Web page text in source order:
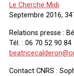
Le Cherche Midi
Septembre 2016,
Relations presse :
Tél. : 06 70 52 90 84
Contact CNRS :